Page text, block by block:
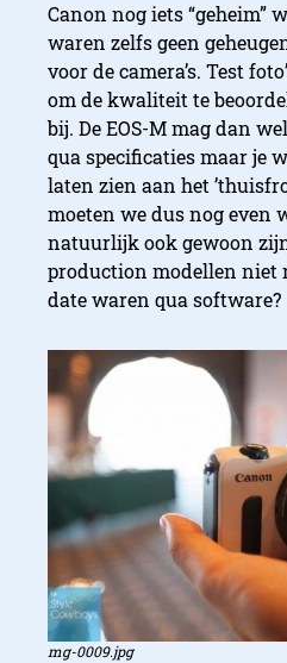
Canon nog iets “geheim”
waren zelfs geen
voor de camera’s. Test
om de kwaliteit te
bij. De EOS-M mag dan
qua specificaties maar je
laten zien aan het
moeten we dus nog even
natuurlijk ook gewoon
production modellen niet
date waren qua software?
mg-0009.jpg